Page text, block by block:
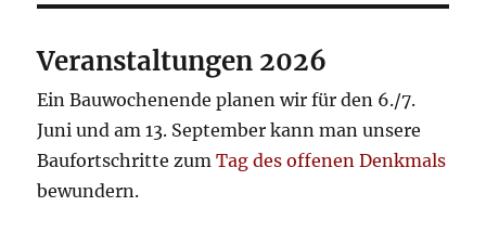
Veranstaltungen 2026
Ein Bauwochenende planen wir für den 6./7.
Juni und am 13. September kann man unsere
Baufortschritte zumTag des offenen Denkmals
bewundern.